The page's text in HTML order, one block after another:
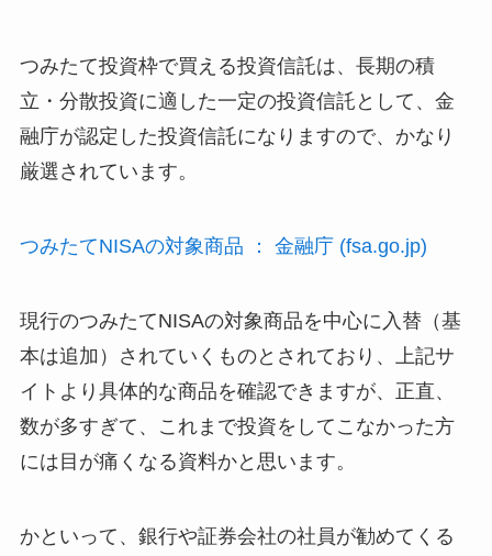
つみたて投資枠で買える投資信託は、長期の積
立・分散投資に適した一定の投資信託として、金
融庁が認定した投資信託になりますので、かなり
厳選されています。
つみたてNISAの対象商品 ： 金融庁 (fsa.go.jp)
現行のつみたてNISAの対象商品を中心に入替（基
本は追加）されていくものとされており、上記サ
イトより具体的な商品を確認できますが、正直、
数が多すぎて、これまで投資をしてこなかった方
には目が痛くなる資料かと思います。
かといって、銀行や証券会社の社員が勧めてくる